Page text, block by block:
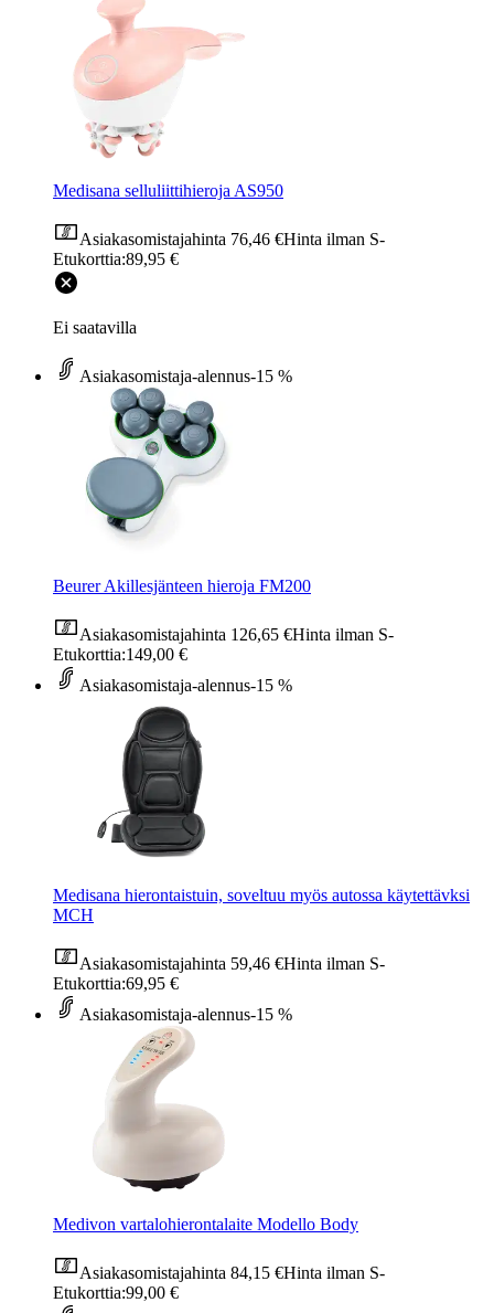
Medisana selluliittihieroja AS950
Asiakasomistajahinta 76,46 €Hinta ilman S-
Etukorttia:89,95 €
Ei saatavilla
Asiakasomistaja-alennus-15 %
Beurer Akillesjänteen hieroja FM200
Asiakasomistajahinta 126,65 €Hinta ilman S-
Etukorttia:149,00 €
Asiakasomistaja-alennus-15 %
Medisana hierontaistuin, soveltuu myös autossa käytettävksi
MCH
Asiakasomistajahinta 59,46 €Hinta ilman S-
Etukorttia:69,95 €
Asiakasomistaja-alennus-15 %
Medivon vartalohierontalaite Modello Body
Asiakasomistajahinta 84,15 €Hinta ilman S-
Etukorttia:99,00 €